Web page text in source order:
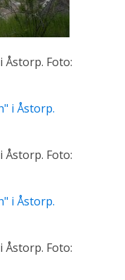
Foto:
Foto:
Foto: